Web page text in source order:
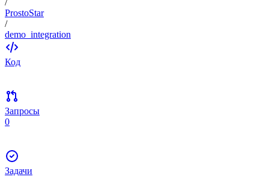
/
ProstoStar
/
demo_integration
Код
Запросы
0
Задачи